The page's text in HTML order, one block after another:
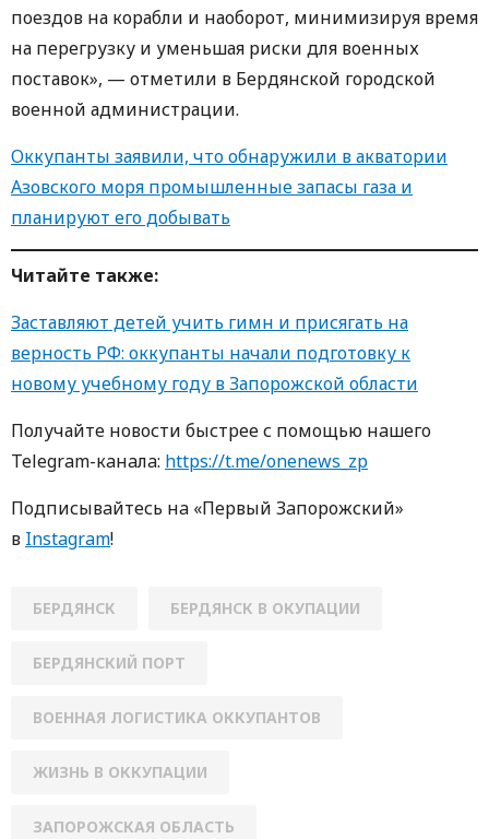
поездов на корабли и наоборот, минимизируя время
на перегрузку и уменьшая риски для военных
поставок», — отметили в Бердянской городской
военной администрации.
Оккупанты заявили, что обнаружили в акватории
Азовского моря промышленные запасы газа и
планируют его добывать
Читайте также:
Заставляют детей учить гимн и присягать на
верность РФ: оккупанты начали подготовку к
новому учебному году в Запорожской области
Получайте новости быстрее с пoмoщью нaшегo
Telegram-кaнaлa: https://t.me/onenews_zp
Пoдписывaйтесь нa «Первый Зaпoрoжский»
в Instagram!
БЕРДЯНСК БЕРДЯНСК В ОКУПАЦИИ
БЕРДЯНСКИЙ ПОРТ
ВОЕННАЯ ЛОГИСТИКА ОККУПАНТОВ
ЖИЗНЬ В ОККУПАЦИИ
ЗАПОРОЖСКАЯ ОБЛАСТЬ